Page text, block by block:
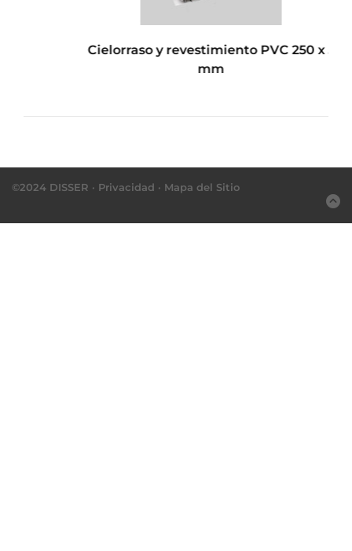
Cielorraso y revestimiento PVC 250 x 5
©2024 DISSER · Privacidad · Mapa del Sitio